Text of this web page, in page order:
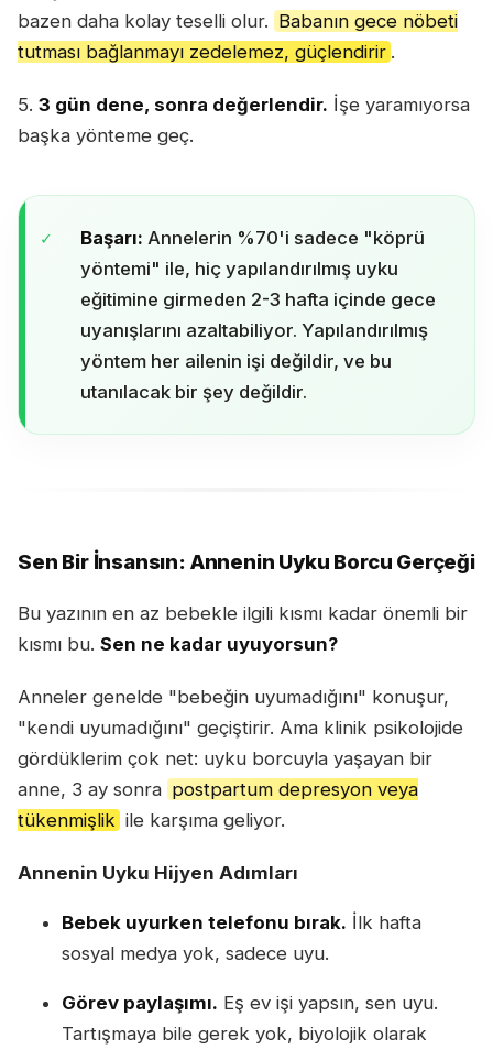
bazen daha kolay teselli olur. Babanın gece nöbeti
tutması bağlanmayı zedelemez, güçlendirir .
5. 3 gün dene, sonra değerlendir. İşe yaramıyorsa
başka yönteme geç.
Başarı: Annelerin %70'i sadece "köprü
yöntemi" ile, hiç yapılandırılmış uyku
eğitimine girmeden 2-3 hafta içinde gece
uyanışlarını azaltabiliyor. Yapılandırılmış
yöntem her ailenin işi değildir, ve bu
utanılacak bir şey değildir.
Sen Bir İnsansın: Annenin Uyku Borcu Gerçeği
Bu yazının en az bebekle ilgili kısmı kadar önemli bir
kısmı bu. Sen ne kadar uyuyorsun?
Anneler genelde "bebeğin uyumadığını" konuşur,
"kendi uyumadığını" geçiştirir. Ama klinik psikolojide
gördüklerim çok net: uyku borcuyla yaşayan bir
anne, 3 ay sonra postpartum depresyon veya
tükenmişlik ile karşıma geliyor.
Annenin Uyku Hijyen Adımları
Bebek uyurken telefonu bırak. İlk hafta
sosyal medya yok, sadece uyu.
Görev paylaşımı. Eş ev işi yapsın, sen uyu.
Tartışmaya bile gerek yok, biyolojik olarak